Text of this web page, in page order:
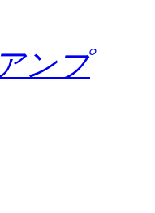
アンプ